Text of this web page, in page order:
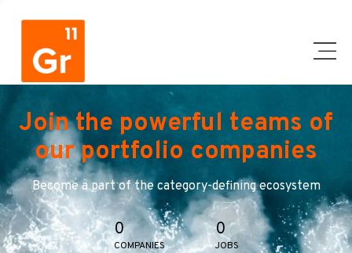
Join the powerful teams of
our portfolio companies
Become a part of the category-defining ecosystem
0
COMPANIES
0
JOBS